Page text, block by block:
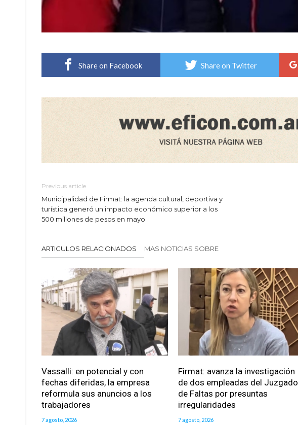
Share on Facebook Share on Twitter
Previous article
Municipalidad de Firmat: la agenda cultural, deportiva y
turística generó un impacto económico superior a los
500 millones de pesos en mayo
ARTICULOS RELACIONADOS MAS NOTICIAS SOBRE
Vassalli: en potencial y con
fechas diferidas, la empresa
reformula sus anuncios a los
trabajadores
7 agosto, 2026
Firmat: avanza la investigación
de dos empleadas del Juzgado
de Faltas por presuntas
irregularidades
7 agosto, 2026